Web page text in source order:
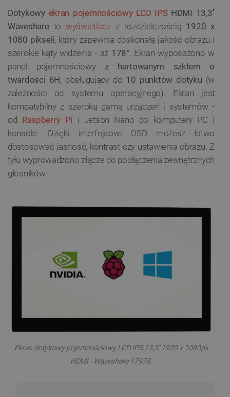
Dotykowy ekran pojemnościowy LCD IPSHDMI 13,3''
Waveshareto wyświetlaczz rozdzielczością 1920 x
1080 pikseli, który zapewnia doskonałą jakość obrazu i
szerokie kąty widzenia - aż 178°. Ekran wyposażono w
panel pojemnościowy z hartowanym szkłem o
twardości 6H, obsługujący do 10 punktów dotyku (w
zależności od systemu operacyjnego). Ekran jest
kompatybilny z szeroką gamą urządzeń i systemów -
od Raspberry Pi i Jetson Nano po komputery PC i
konsole. Dzięki interfejsowi OSD możesz łatwo
dostosować jasność, kontrast czy ustawienia obrazu. Z
tyłu wyprowadzono złącze do podłączenia zewnętrznych
głośników.
Ekran dotykowy pojemnościowy LCD IPS 13,3'' 1920 x 1080px
HDMI - Waveshare 17978.